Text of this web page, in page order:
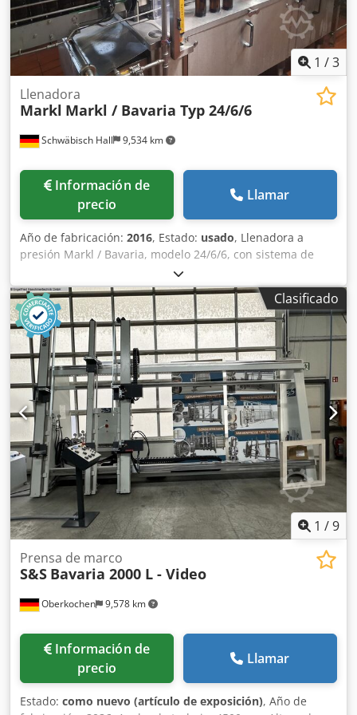
para ventanas inclinadas. (Datos técnicos según el
fabricante, sin garantía. Las imágenes pueden diferir del
original. Precios netos, más IVA (nacional)). Csdpfx Abjw T
Un Uszoha
1 /3
Schwäbisch Hall 9,534 km
Llenadora
Markl Markl / Bavaria Typ 24/6/6
Información de
precio
Llamar
Año de fabricación: 2016, Estado: usado, Llenadora a
presión Markl / Bavaria, modelo 24/6/6, con sistema de
cierre por rosca / tapadora de botellas con tapones de
corona. Chedpfjzmx Dfjx Abzja
Clasificado
1 /9
Oberkochen 9,578 km
Prensa de marco
S&S Bavaria 2000 L - Video
Información de
precio
Llamar
Estado: como nuevo (artículo de exposición), Año de